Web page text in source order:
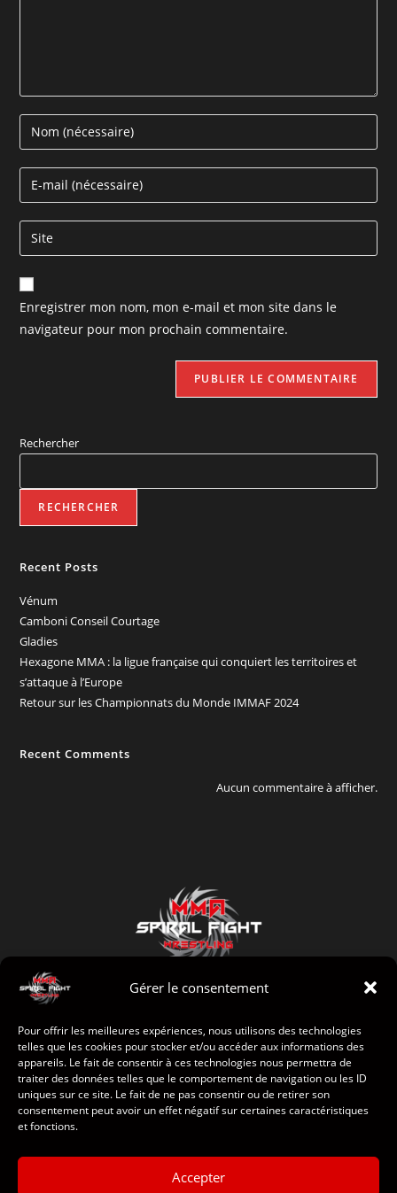
Gérer le consentement
Pour offrir les meilleures expériences, nous utilisons des technologies
telles que les cookies pour stocker et/ou accéder aux informations des
appareils. Le fait de consentir à ces technologies nous permettra de
traiter des données telles que le comportement de navigation ou les ID
uniques sur ce site. Le fait de ne pas consentir ou de retirer son
consentement peut avoir un effet négatif sur certaines caractéristiques
et fonctions.
Accepter
Enregistrer mon nom, mon e-mail et mon site dans le
navigateur pour mon prochain commentaire.
Rechercher
RECHERCHER
Recent Posts
Vénum
Camboni Conseil Courtage
Gladies
Hexagone MMA : la ligue française qui conquiert les territoires et
s’attaque à l’Europe
Retour sur les Championnats du Monde IMMAF 2024
Recent Comments
Aucun commentaire à afficher.
Accueil
Le club
Sponsors
Contact